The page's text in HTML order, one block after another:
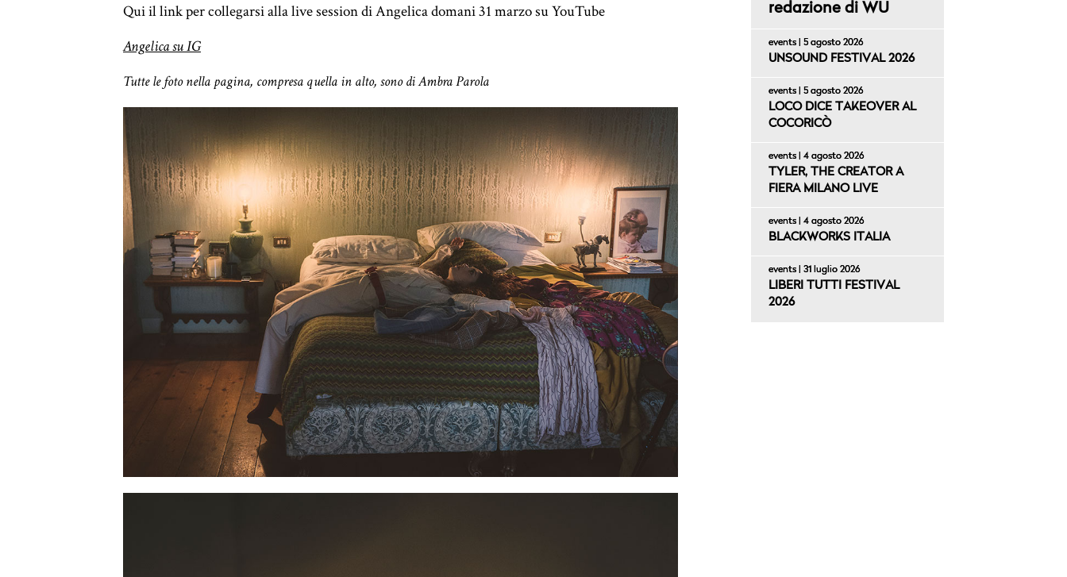
Qui il link per collegarsi alla live session di Angelica domani 31 marzo su YouTube
Angelica su IG
Tutte le foto nella pagina, compresa quella in alto, sono di Ambra Parola
redazione di WU
events | 5 agosto 2026
UNSOUND FESTIVAL 2026
events | 5 agosto 2026
LOCO DICE TAKEOVER AL
COCORICÒ
events | 4 agosto 2026
TYLER, THE CREATOR A
FIERA MILANO LIVE
events | 4 agosto 2026
BLACKWORKS ITALIA
events | 31 luglio 2026
LIBERI TUTTI FESTIVAL
2026